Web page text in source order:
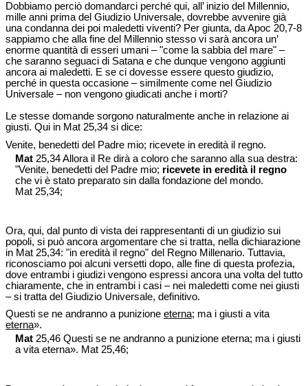
Dobbiamo perciò domandarci perché qui, all’ inizio del Millennio,
mille anni prima del Giudizio Universale, dovrebbe avvenire già
una condanna dei poi maledetti viventi? Per giunta, da Apoc 20,7-8
sappiamo che alla fine del Millennio stesso vi sarà ancora un’
enorme quantità di esseri umani – "come la sabbia del mare" –
che saranno seguaci di Satana e che dunque vengono aggiunti
ancora ai maledetti. E se ci dovesse essere questo giudizio,
perché in questa occasione – similmente come nel Giudizio
Universale – non vengono giudicati anche i morti?
Le stesse domande sorgono naturalmente anche in relazione ai
giusti. Qui in Mat 25,34 si dice:
Venite, benedetti del Padre mio; ricevete in eredità il regno.
Mat 25,34 Allora il Re dirà a coloro che saranno alla sua destra:
"Venite, benedetti del Padre mio; ricevete in eredità il regno
che vi è stato preparato sin dalla fondazione del mondo.
Mat 25,34;
Ora, qui, dal punto di vista dei rappresentanti di un giudizio sui
popoli, si può ancora argomentare che si tratta, nella dichiarazione
in Mat 25,34: "in eredità il regno" del Regno Millenario. Tuttavia,
riconosciamo poi alcuni versetti dopo, alle fine di questa profezia,
dove entrambi i giudizi vengono espressi ancora una volta del tutto
chiaramente, che in entrambi i casi – nei maledetti come nei giusti
– si tratta del Giudizio Universale, definitivo.
Questi se ne andranno a punizione eterna; ma i giusti a vita
eterna».
Mat 25,46 Questi se ne andranno a punizione eterna; ma i giusti
a vita eterna». Mat 25,46;